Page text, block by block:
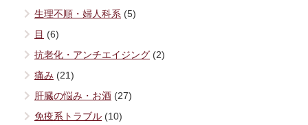
生理不順・婦人科系 (5)
目 (6)
抗老化・アンチエイジング (2)
痛み (21)
肝臓の悩み・お酒 (27)
免疫系トラブル (10)